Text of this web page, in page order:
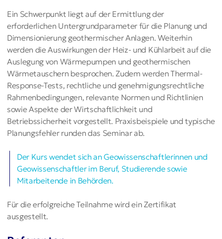
Ein Schwerpunkt liegt auf der Ermittlung der
erforderlichen Untergrundparameter für die Planung und
Dimensionierung geothermischer Anlagen. Weiterhin
werden die Auswirkungen der Heiz- und Kühlarbeit auf die
Auslegung von Wärmepumpen und geothermischen
Wärmetauschern besprochen. Zudem werden Thermal-
Response-Tests, rechtliche und genehmigungsrechtliche
Rahmenbedingungen, relevante Normen und Richtlinien
sowie Aspekte der Wirtschaftlichkeit und
Betriebssicherheit vorgestellt. Praxisbeispiele und typische
Planungsfehler runden das Seminar ab.
Der Kurs wendet sich an Geowissenschaftlerinnen und
Geowissenschaftler im Beruf, Studierende sowie
Mitarbeitende in Behörden.
Für die erfolgreiche Teilnahme wird ein Zertifikat
ausgestellt.